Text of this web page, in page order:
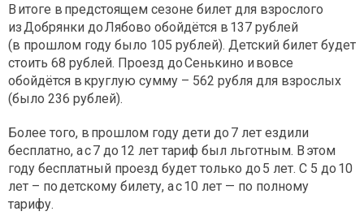
В итоге в предстоящем сезоне билет для взрослого
из Добрянки до Лябово обойдётся в 137 рублей
(в прошлом году было 105 рублей). Детский билет будет
стоить 68 рублей. Проезд до Сенькино и вовсе
обойдётся в круглую сумму – 562 рубля для взрослых
(было 236 рублей).
Более того, в прошлом году дети до 7 лет ездили
бесплатно, а с 7 до 12 лет тариф был льготным. В этом
году бесплатный проезд будет только до 5 лет. С 5 до 10
лет – по детскому билету, а с 10 лет — по полному
тарифу.